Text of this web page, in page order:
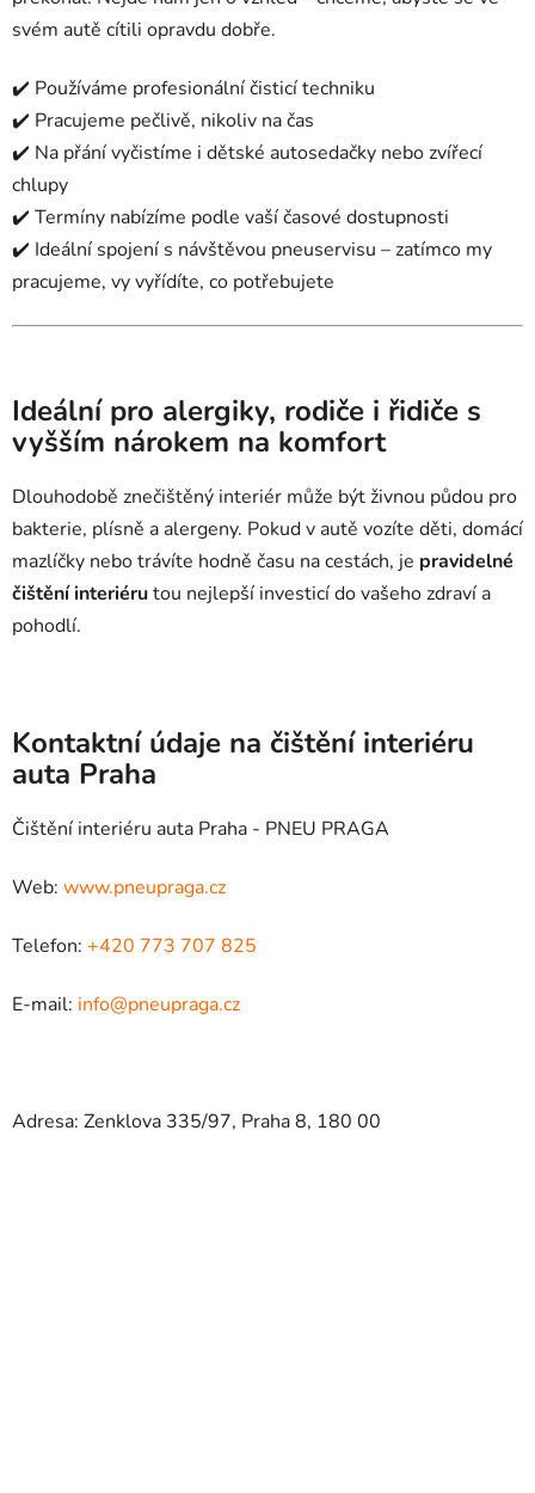
svém autě cítili opravdu dobře.
✔️ Používáme profesionální čisticí techniku
✔️ Pracujeme pečlivě, nikoliv na čas
✔️ Na přání vyčistíme i dětské autosedačky nebo zvířecí
chlupy
✔️ Termíny nabízíme podle vaší časové dostupnosti
✔️ Ideální spojení s návštěvou pneuservisu – zatímco my
pracujeme, vy vyřídíte, co potřebujete
Ideální pro alergiky, rodiče i řidiče s
vyšším nárokem na komfort
Dlouhodobě znečištěný interiér může být živnou půdou pro
bakterie, plísně a alergeny. Pokud v autě vozíte děti, domácí
mazlíčky nebo trávíte hodně času na cestách, je pravidelné
čištění interiérutou nejlepší investicí do vašeho zdraví a
pohodlí.
Kontaktní údaje na čištění interiéru
auta Praha
Čištění interiéru auta Praha - PNEU PRAGA
Web: www.pneupraga.cz
Telefon: +420 773 707 825
E-mail: info@pneupraga.cz
Adresa: Zenklova 335/97, Praha 8, 180 00